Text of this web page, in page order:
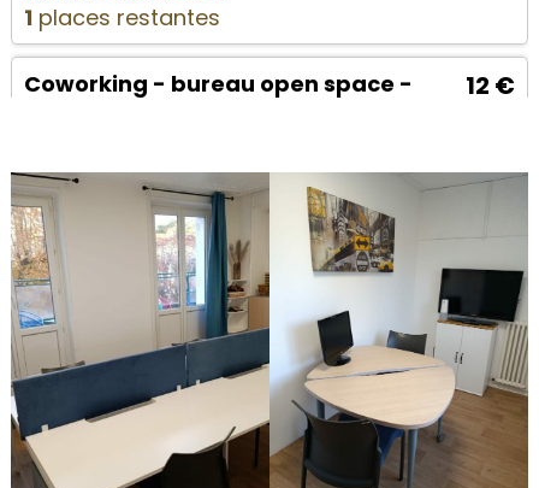
1places restantes
12 €
Coworking - bureau open space -
6places restantes
24 €
Coworking - bureau privé #1 - matin
mardi 11 août 2026
1places restantes
12 €
Coworking - bureau open space -
après-midi
mardi 11 août 2026
6places restantes